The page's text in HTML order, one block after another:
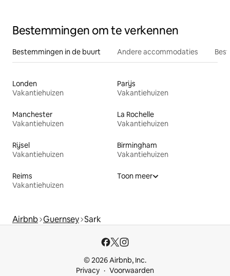
Bestemmingen om te verkennen
Bestemmingen in de buurt Andere accommodaties
Londen
Vakantiehuizen
Parijs
Vakantiehuizen
Manchester
Vakantiehuizen
La Rochelle
Vakantiehuizen
Rijsel
Vakantiehuizen
Birmingham
Vakantiehuizen
Reims
Vakantiehuizen
Toon meer
Airbnb Guernsey Sark
© 2026 Airbnb, Inc.
Privacy
Voorwaarden